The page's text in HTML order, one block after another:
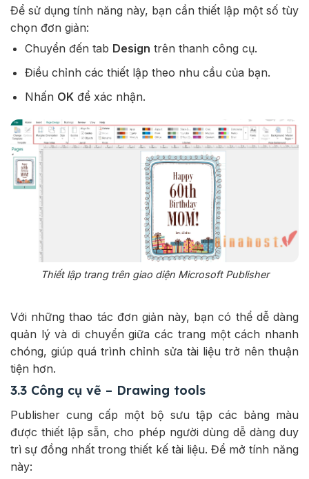
Để sử dụng tính năng này, bạn cần thiết lập một số tùy
chọn đơn giản:
Chuyển đến tab Design trên thanh công cụ.
Điều chỉnh các thiết lập theo nhu cầu của bạn.
Nhấn OKđể xác nhận.
Thiết lập trang trên giao diện Microsoft Publisher
Với những thao tác đơn giản này, bạn có thể dễ dàng
quản lý và di chuyển giữa các trang một cách nhanh
chóng, giúp quá trình chỉnh sửa tài liệu trở nên thuận
tiện hơn.
3.3 Công cụ vẽ – Drawing tools
Publisher cung cấp một bộ sưu tập các bảng màu
được thiết lập sẵn, cho phép người dùng dễ dàng duy
trì sự đồng nhất trong thiết kế tài liệu. Để mở tính năng
này: